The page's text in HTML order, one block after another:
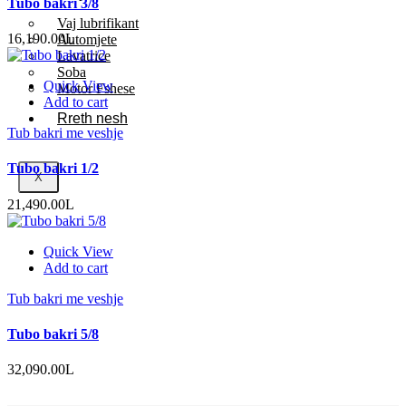
Vaj lubrifikant
Automjete
Lavatrice
Soba
Motor Fshese
Rreth nesh
X
16,190.00L
Quick View
Add to cart
Tub bakri me veshje
Tubo bakri 1/2
21,490.00L
Quick View
Add to cart
Tub bakri me veshje
Tubo bakri 5/8
32,090.00L